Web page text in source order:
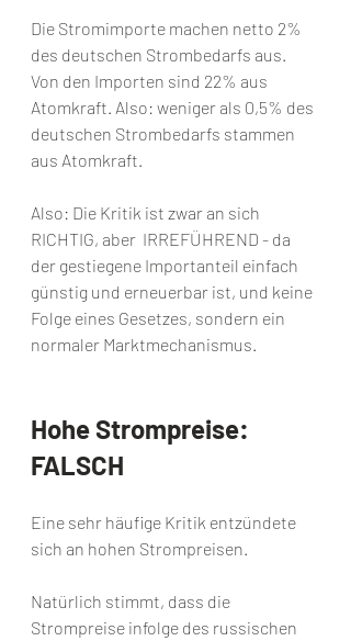
Die Stromimporte machen netto 2%
des deutschen Strombedarfs aus.
Von den Importen sind 22% aus
Atomkraft. Also: weniger als 0,5% des
deutschen Strombedarfs stammen
aus Atomkraft.
Also: Die Kritik ist zwar an sich
RICHTIG, aber  IRREFÜHREND - da
der gestiegene Importanteil einfach
günstig und erneuerbar ist, und keine
Folge eines Gesetzes, sondern ein
normaler Marktmechanismus.
Hohe Strompreise:
FALSCH
Eine sehr häufige Kritik entzündete
sich an hohen Strompreisen.
Natürlich stimmt, dass die
Strompreise infolge des russischen